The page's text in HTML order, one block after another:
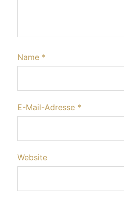
Name *
E-Mail-Adresse *
Website